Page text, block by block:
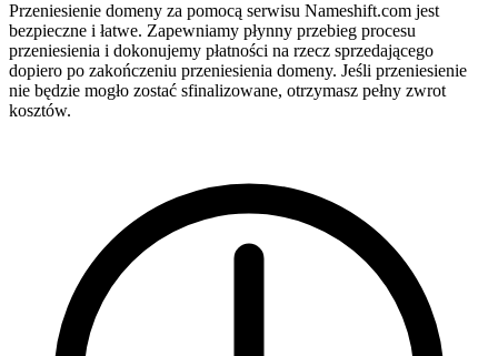
Przeniesienie domeny za pomocą serwisu Nameshift.com jest
bezpieczne i łatwe. Zapewniamy płynny przebieg procesu
przeniesienia i dokonujemy płatności na rzecz sprzedającego
dopiero po zakończeniu przeniesienia domeny. Jeśli przeniesienie
nie będzie mogło zostać sfinalizowane, otrzymasz pełny zwrot
kosztów.